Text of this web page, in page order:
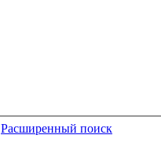
Расширенный поиск